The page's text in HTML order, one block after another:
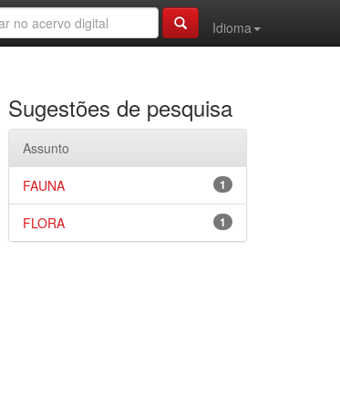
Idioma
Sugestões de pesquisa
Assunto
1
FAUNA
1
FLORA